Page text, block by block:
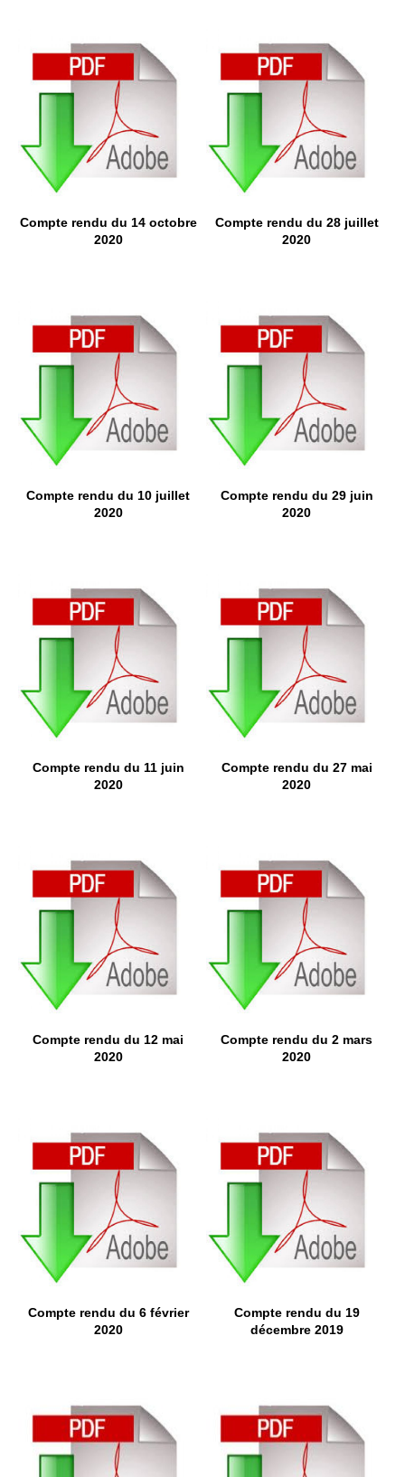
Compte rendu du 14 octobre
2020
Compte rendu du 28 juillet
2020
Compte rendu du 10 juillet
2020
Compte rendu du 29 juin
2020
Compte rendu du 11 juin
2020
Compte rendu du 27 mai
2020
Compte rendu du 12 mai
2020
Compte rendu du 2 mars
2020
Compte rendu du 6 février
2020
Compte rendu du 19
décembre 2019